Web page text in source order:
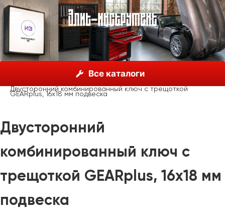
Все каталоги
KSTools, Германия
Ручные инструменты
прочие
Двусторонний комбинированный ключ с трещоткой
GEARplus, 16х18 мм подвеска
Двусторонний
комбинированный ключ с
трещоткой GEARplus, 16х18 мм
подвеска